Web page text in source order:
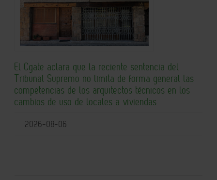
El Cgate aclara que la reciente sentencia del
Tribunal Supremo no limita de forma general las
competencias de los arquitectos técnicos en los
cambios de uso de locales a viviendas
2026-08-06